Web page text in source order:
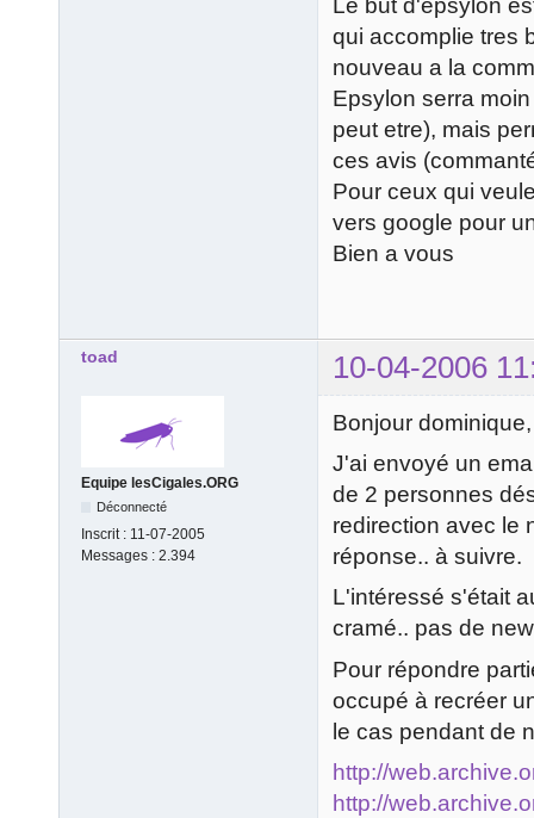
Le but d'epsylon
qui accomplie tres
nouveau a la
Epsylon serra
peut etre), mais
ces avis
Pour ceux qui
vers google pour
Bien a vous
toad 10-04-2006
Equipe lesCigales.ORG
Déconnecté
Inscrit : 11-07-2005
Messages : 2.394
Bonjour dominique,
J'ai envoyé un
de 2 personnes
redirection avec le
réponse.. à suivre.
L'intéressé s'était
cramé.. pas de
Pour répondre
occupé à recréer
le cas pendant de
http://
http://